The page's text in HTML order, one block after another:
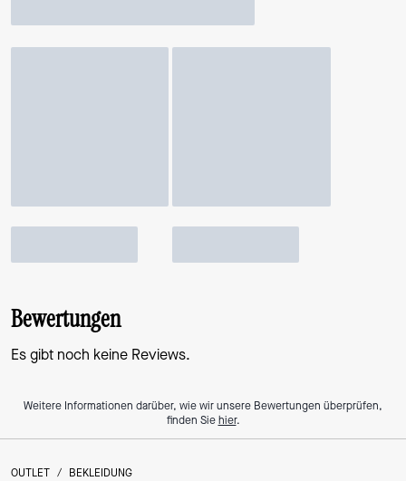
Bewertungen
Es gibt noch keine Reviews.
Weitere Informationen darüber, wie wir unsere Bewertungen überprüfen,
finden Siehier.
OUTLET / BEKLEIDUNG